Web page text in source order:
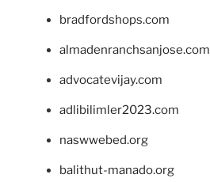
bradfordshops.com
almadenranchsanjose.com
advocatevijay.com
adlibilimler2023.com
naswwebed.org
balithut-manado.org